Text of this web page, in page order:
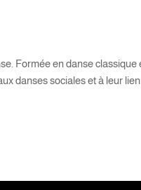
Formée en danse classique
danses sociales et à leur